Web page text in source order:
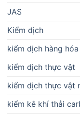
JAS
Kiểm dịch
kiểm dịch hàng hóa
kiểm dịch thực vật
kiểm dịch thực vật
kiểm kê khí thải